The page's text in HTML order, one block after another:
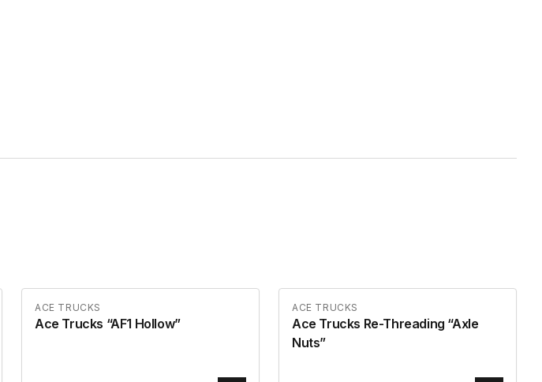
ACE TRUCKS
Ace Trucks “AF1 Hollow”
ACE TRUCKS
Ace Trucks Re-Threading “Axle
Nuts”